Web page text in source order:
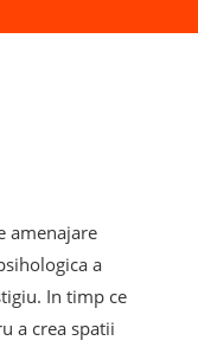
amenajare
a
In timp ce
a crea spatii